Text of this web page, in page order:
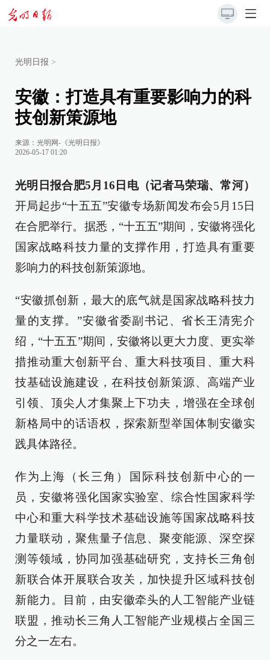
光明日报 >
安徽：打造具有重要影响力的科
技创新策源地
来源： 光明网-《光明日报》
2026-05-17 01:20
光明日报合肥5月16日电（记者马荣瑞、常河）
开局起步“十五五”安徽专场新闻发布会5月15日
在合肥举行。据悉，“十五五”期间，安徽将强化
国家战略科技力量的支撑作用，打造具有重要
影响力的科技创新策源地。
“安徽抓创新，最大的底气就是国家战略科技力
量的支撑。”安徽省委副书记、省长王清宪介
绍，“十五五”期间，安徽将以更大力度、更实举
措推动重大创新平台、重大科技项目、重大科
技基础设施建设，在科技创新策源、高端产业
引领、顶尖人才集聚上下功夫，增强在全球创
新格局中的话语权，探索新型举国体制安徽实
践具体路径。
作为上海（长三角）国际科技创新中心的一
员，安徽将强化国家实验室、综合性国家科学
中心和重大科学技术基础设施等国家战略科技
力量联动，聚焦量子信息、聚变能源、深空探
测等领域，协同加强基础研究，支持长三角创
新联合体开展联合攻关，加快提升区域科技创
新能力。目前，由安徽牵头的人工智能产业链
联盟，推动长三角人工智能产业规模占全国三
分之一左右。